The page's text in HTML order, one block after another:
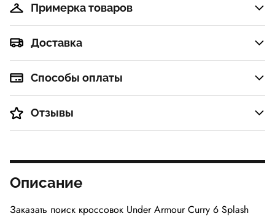
Примерка товаров
Доставка
Способы оплаты
Отзывы
Описание
Заказать поиск кроссовок Under Armour Curry 6 Splash